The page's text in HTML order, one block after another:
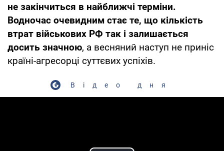
не закінчиться в найближчі терміни.
Водночас очевидним стає те, що кількість
втрат військових РФ так і залишається
досить значною, а весняний наступ не приніс
країні-агресорці суттєвих успіхів.
Відео дня